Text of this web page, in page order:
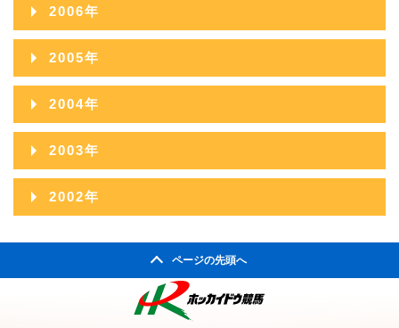
2015年02月
2015年01月
2014年03月
2014年02月
2014年01月
2013年03月
2013年02月
2013年01月
2012年05月
2012年03月
2012年02月
2012年01月
2011年07月
2011年06月
2011年05月
2011年03月
2011年02月
2010年08月
2010年07月
2010年06月
2010年05月
2010年03月
2009年09月
2009年08月
2009年07月
2009年06月
2009年05月
2009年03月
2008年10月
2008年09月
2008年08月
2008年07月
2008年06月
2008年05月
2007年11月
2007年10月
2007年09月
2007年08月
2007年07月
2006年
2006年12月
2006年11月
2006年10月
2006年09月
2006年08月
2005年
2005年12月
2005年11月
2005年10月
2005年09月
2005年08月
2005年07月
2004年
2004年12月
2004年11月
2004年10月
2003年
2003年12月
2002年
ページの先頭へ